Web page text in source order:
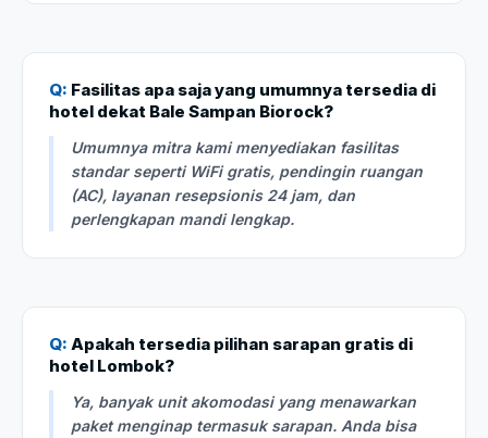
Q: Fasilitas apa saja yang umumnya tersedia di
hotel dekat Bale Sampan Biorock?
Umumnya mitra kami menyediakan fasilitas
standar seperti WiFi gratis, pendingin ruangan
(AC), layanan resepsionis 24 jam, dan
perlengkapan mandi lengkap.
Q: Apakah tersedia pilihan sarapan gratis di
hotel Lombok?
Ya, banyak unit akomodasi yang menawarkan
paket menginap termasuk sarapan. Anda bisa